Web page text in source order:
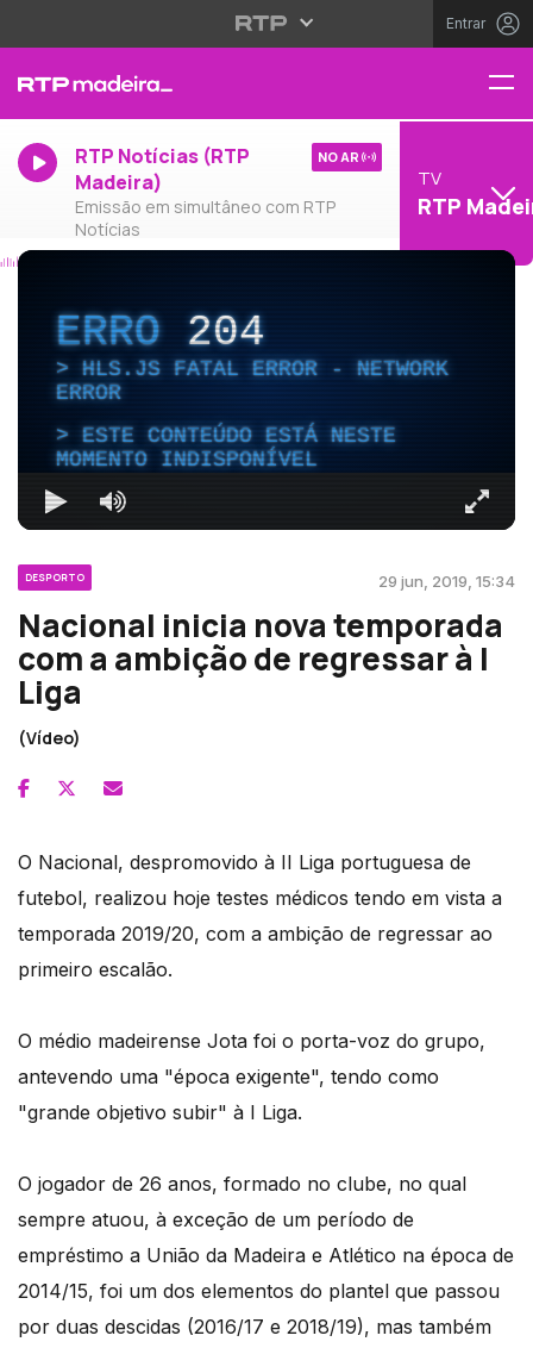
Entrar
RTP Notícias (RTP
Madeira)
Emissão em simultâneo com RTP
Notícias
NO AR
TV
RTP
ERRO204
HLS.JS FATAL ERROR - NETWORK
ERROR
ESTE CONTEÚDO ESTÁ NESTE
MOMENTO INDISPONÍVEL
DESPORTO 29 jun, 2019, 15:34
Nacional inicia nova temporada
com a ambição de regressar à I
Liga
(Vídeo)
O Nacional, despromovido à II Liga portuguesa de
futebol, realizou hoje testes médicos tendo em vista a
temporada 2019/20, com a ambição de regressar ao
primeiro escalão.
O médio madeirense Jota foi o porta-voz do grupo,
antevendo uma "época exigente", tendo como
"grande objetivo subir" à I Liga.
O jogador de 26 anos, formado no clube, no qual
sempre atuou, à exceção de um período de
empréstimo a União da Madeira e Atlético na época de
2014/15, foi um dos elementos do plantel que passou
por duas descidas (2016/17 e 2018/19), mas também